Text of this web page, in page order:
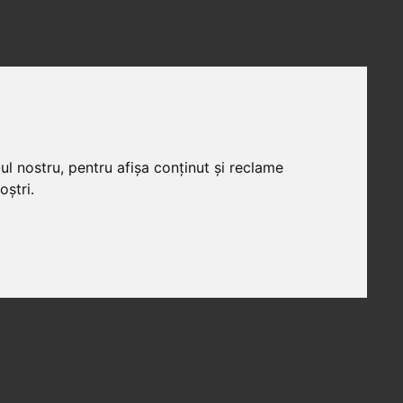
nostru, pentru afișa conținut și reclame